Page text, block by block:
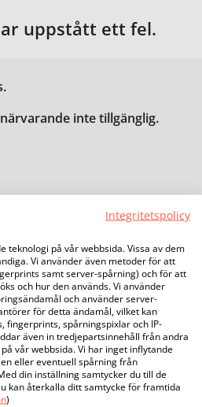
uppstått ett fel.
inte tillgänglig.
Integritetspolicy
teknologi på vår webbsida. Vissa av dem
Vi använder även metoder för att
samt server-spårning) och för att
och hur den används. Vi använder
och använder server-
för detta ändamål, vilket kan
fingerprints, spårningspixlar och IP-
även in tredjepartsinnehåll från andra
vår webbsida. Vi har inget inflytande
eller eventuell spårning från
din inställning samtycker du till de
kan återkalla ditt samtycke för framtida
)